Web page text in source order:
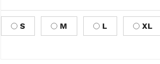
S M L XL